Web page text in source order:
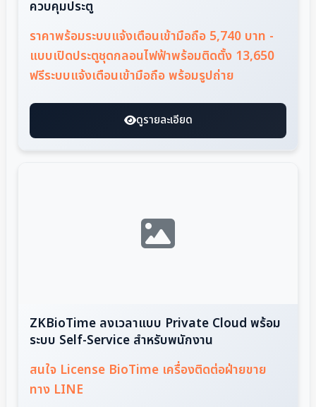
ควบคุมประตู
ราคาพร้อมระบบแจ้งเตือนเข้ามือถือ 5,740 บาท -
แบบเปิดประตูชุดกลอนไฟฟ้าพร้อมติดตั้ง 13,650
ฟรีระบบแจ้งเตือนเข้ามือถือ พร้อมรูปถ่าย
ดูรายละเอียด
ZKBioTime ลงเวลาแบบ Private Cloud พร้อม
ระบบ Self-Service สำหรับพนักงาน
สนใจ License BioTime เครื่องติดต่อฝ่ายขาย
ทาง LINE